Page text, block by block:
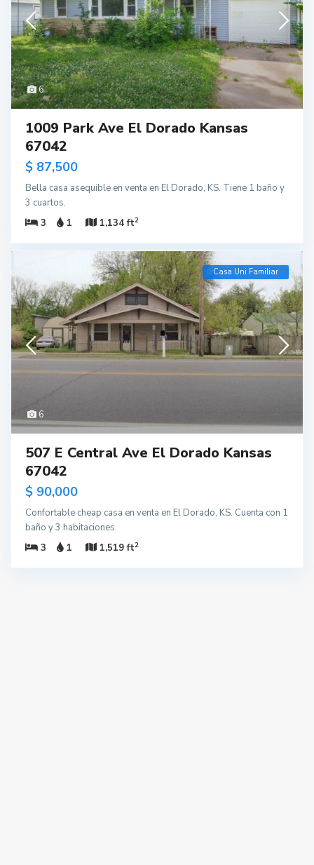
6
1009 Park Ave El Dorado Kansas
67042
$ 87,500
Bella casa asequible en venta en El Dorado, KS. Tiene 1 baño y
3 cuartos.
3
1 1,134 ft2
6
Casa Uni Familiar
507 E Central Ave El Dorado Kansas
67042
$ 90,000
Confortable cheap casa en venta en El Dorado, KS. Cuenta con 1
baño y 3 habitaciones.
3
1 1,519 ft2